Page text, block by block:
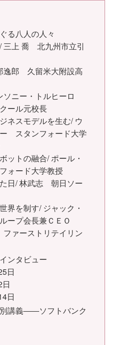
る八人の人々
三上 喬 北九州市立引
逸郎 久留米大附設高
ソニー・トルヒーロ
ール元校長
ネスモデルを生む/ ウ
スタンフォード大学
ットの融合/ ポール・
ォード大学教授
た日/ 林武志 朝日ソー
界を制す/ ジャック・
ープ会長兼ＣＥＯ
ァーストリテイリン
ンタビュー
日
日
講義――ソフトバンク